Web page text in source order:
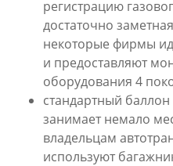
регистрацию
достаточно
некоторые фирмы
и предоставляют
оборудования 4
стандартный
занимает немало
владельцам
используют